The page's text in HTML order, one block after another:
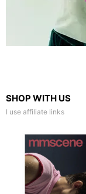
SHOP WITH US
I use affiliate links